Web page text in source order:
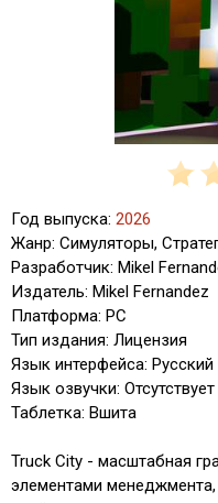
Год выпуска: 2026
Жанр: Симуляторы,
Разработчик: Mikel
Издатель: Mikel Fernandez
Платформа: PC
Тип издания: Лицензия
Язык интерфейса: Русский
Язык озвучки: Отсутствует
Таблетка: Вшита
Truck City - масштабная
элементами менеджмента,